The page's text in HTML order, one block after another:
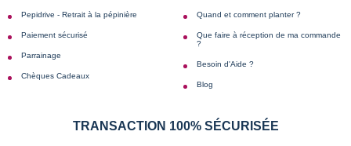
Pepidrive - Retrait à la pépinière
Paiement sécurisé
Parrainage
Chèques Cadeaux
Quand et comment planter ?
Que faire à réception de ma commande
?
Besoin d'Aide ?
Blog
TRANSACTION 100% SÉCURISÉE